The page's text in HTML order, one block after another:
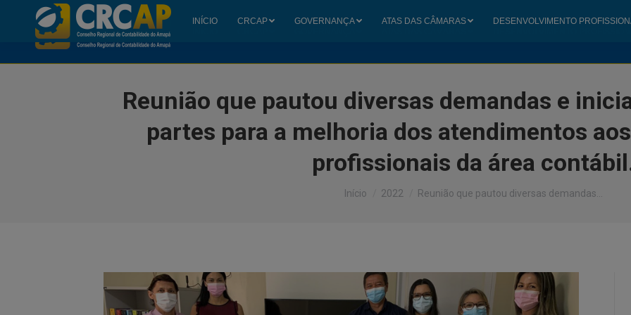
Reunião que pautou diversas demandas e
partes para a melhoria dos atendimentos
profissionais da área
Início 2022 Reunião que pautou diversas demandas…
INÍCIO CRCAP GOVERNANÇA ATAS DAS CÂMARAS DESENVOLVIMENTO